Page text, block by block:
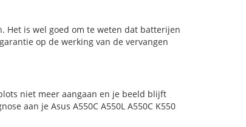
Het is wel goed om te weten dat batterijen
op de werking van de vervangen
niet meer aangaan en je beeld blijft
aan je Asus A550C A550L A550C K550